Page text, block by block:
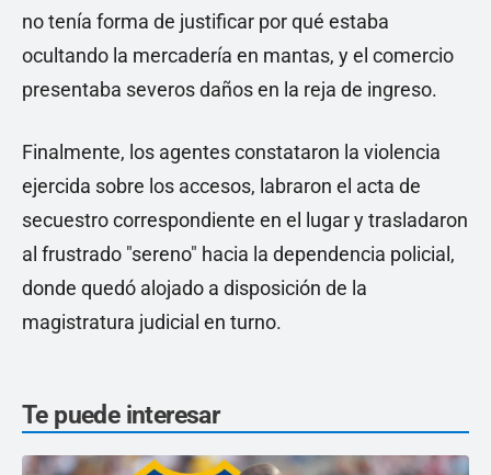
no tenía forma de justificar por qué estaba
ocultando la mercadería en mantas, y el comercio
presentaba severos daños en la reja de ingreso.
Finalmente, los agentes constataron la violencia
ejercida sobre los accesos, labraron el acta de
secuestro correspondiente en el lugar y trasladaron
al frustrado "sereno" hacia la dependencia policial,
donde quedó alojado a disposición de la
magistratura judicial en turno.
Te puede interesar